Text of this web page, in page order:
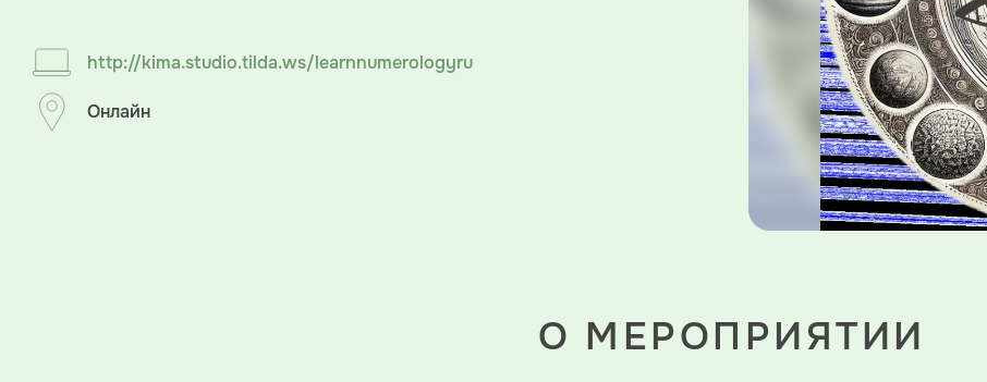
http://kima.studio.tilda.ws/learnnumerologyru
Онлайн
О МЕРОПРИЯТИИ